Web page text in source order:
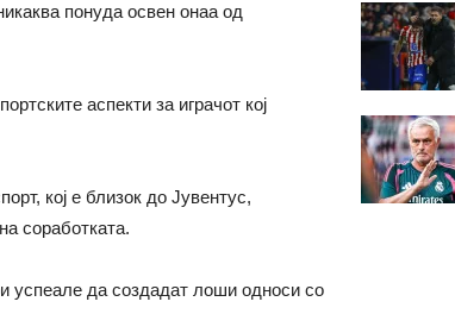
понуда освен онаа од
аспекти за играчот кој
кој е близок до Јувентус,
соработката.
успеале да создадат лоши односи со